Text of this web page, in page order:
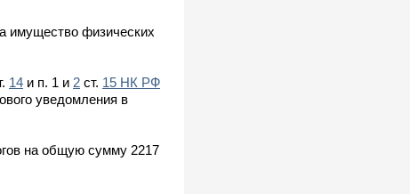
имущество физических
14 и п. 1 и 2 ст. 15 НК РФ
уведомления в
на общую сумму 2217